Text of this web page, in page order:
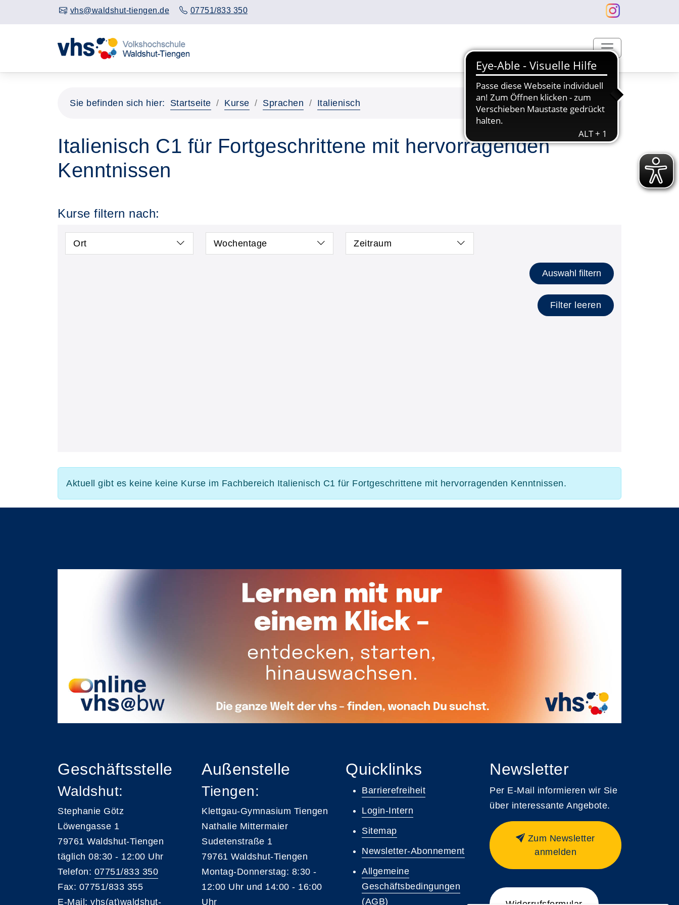
vhs@waldshut-tiengen.de 07751/833 350
Sie befinden sich hier: Startseite Kurse Sprachen Italienisch
Italienisch C1 für Fortgeschrittene mit hervorragenden
Kenntnissen
Kurse filtern nach:
Ort Wochentage Zeitraum
Kurse mit freien Plätzen anzeigen Auswahl filtern
Filter leeren
Aktuell gibt es keine keine Kurse im Fachbereich Italienisch C1 für Fortgeschrittene mit hervorragenden Kenntnissen.
Geschäftsstelle
Waldshut:
Stephanie Götz
Löwengasse 1
79761 Waldshut-Tiengen
täglich 08:30 - 12:00 Uhr
Telefon: 07751/833 350
Fax: 07751/833 355
E-Mail: vhs(at)waldshut-
Außenstelle
Tiengen:
Klettgau-Gymnasium Tiengen
Nathalie Mittermaier
Sudetenstraße 1
79761 Waldshut-Tiengen
Montag-Donnerstag: 8:30 -
12:00 Uhr und 14:00 - 16:00
Uhr
Quicklinks
Barrierefreiheit
Login-Intern
Sitemap
Newsletter-Abonnement
Allgemeine
Geschäftsbedingungen
(AGB)
Newsletter
Per E-Mail informieren wir Sie
über interessante Angebote.
Zum Newsletter
anmelden